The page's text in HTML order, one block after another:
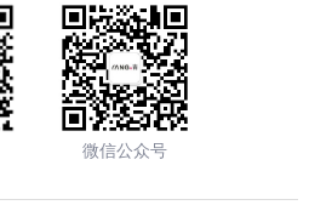
微信公众号